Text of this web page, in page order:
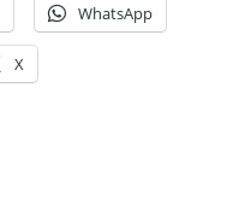
WhatsApp
X